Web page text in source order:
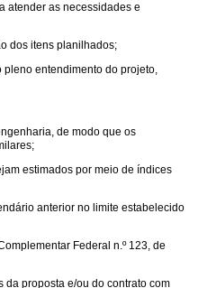
atender as necessidades e
dos itens planilhados;
pleno entendimento do projeto,
de modo que os
estimados por meio de índices
anterior no limite estabelecido
Federal n.º 123, de
da proposta e/ou do contrato com